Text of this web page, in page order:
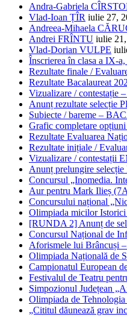
Andra-Gabriela
Vlad-Ioan ȚÎR iulie 27,
Andreea-Mihaela
Andrei FRÎNTU iulie
Vlad-Dorian VULPE
Înscrierea în clasa a IX-
Rezultate finale /
Rezultate Bacalaureat
Vizualizare / contestație
Anunț rezultate selecție
Subiecte / bareme –
Grafic completare
Rezultate Evaluarea
Rezultate inițiale /
Vizualizare / contestații
Anunț prelungire
Concursul „Inomedia.
Aur pentru Mark Ilieș
Concursului național
Olimpiada micilor
[RUNDA 2] Anunț de
Concursul Național de
Aforismele lui Brâncuși –
Olimpiada Națională de
Campionatul European
Festivalul de Teatru
Simpozionul Județean
Olimpiada de
„Cititul dăunează grav